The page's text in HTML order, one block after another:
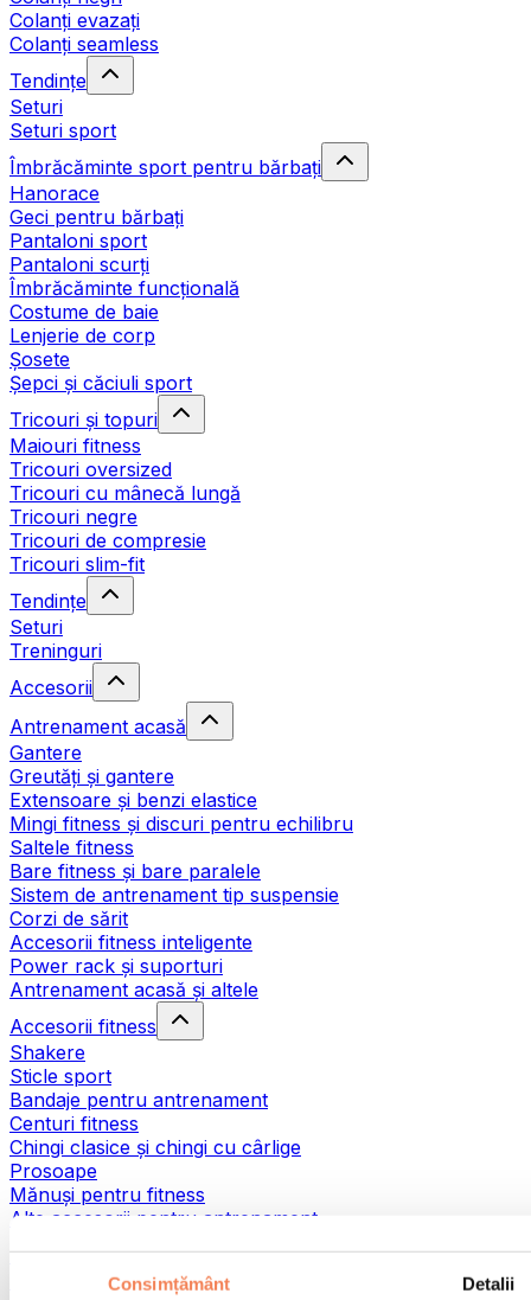
Consimțământ Detalii
Colanți evazați
Colanți seamless
Tendințe
Seturi
Seturi sport
Îmbrăcăminte sport pentru bărbați
Hanorace
Geci pentru bărbați
Pantaloni sport
Pantaloni scurți
Îmbrăcăminte funcțională
Costume de baie
Lenjerie de corp
Șosete
Șepci și căciuli sport
Tricouri și topuri
Maiouri fitness
Tricouri oversized
Tricouri cu mânecă lungă
Tricouri negre
Tricouri de compresie
Tricouri slim-fit
Tendințe
Seturi
Treninguri
Accesorii
Antrenament acasă
Gantere
Greutăți și gantere
Extensoare și benzi elastice
Mingi fitness și discuri pentru echilibru
Saltele fitness
Bare fitness și bare paralele
Sistem de antrenament tip suspensie
Corzi de sărit
Accesorii fitness inteligente
Power rack și suporturi
Antrenament acasă și altele
Accesorii fitness
Shakere
Sticle sport
Bandaje pentru antrenament
Centuri fitness
Chingi clasice și chingi cu cârlige
Prosoape
Mănuși pentru fitness
Alte accesorii pentru antrenament
Ajutoare pentru reabilitare
Pistoale de masaj